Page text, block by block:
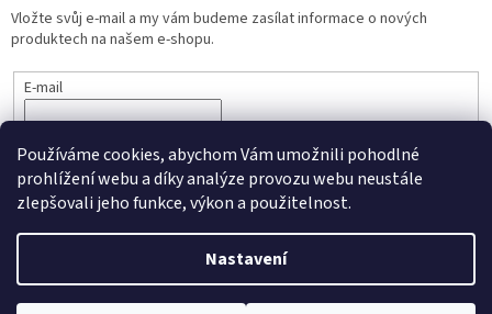
Používáme cookies, abychom Vám umožnili pohodlné
prohlížení webu a díky analýze provozu webu neustále
zlepšovali jeho funkce, výkon a použitelnost.
Nastavení
Vložte svůj e-mail a my vám budeme zasílat informace o nových
produktech na našem e-shopu.
E-mail
PŘIHLÁSIT SE
Copyright 2026Scarlett - kojenecké zboží a nábytek. Všechna